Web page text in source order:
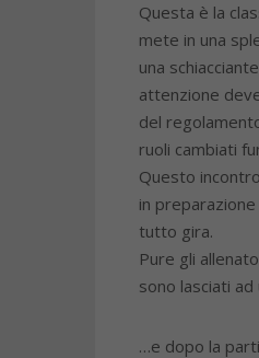
Questa è la
mete in una
una
attenzione
del
ruoli cambiati
Questo
in
tutto gira.
Pure gli
sono lasciati ad
…e dopo la